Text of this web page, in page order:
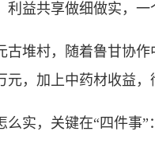
利益共享做细做实，
村，随着鲁甘协作
元，加上中药材收益
，关键在“四件事”